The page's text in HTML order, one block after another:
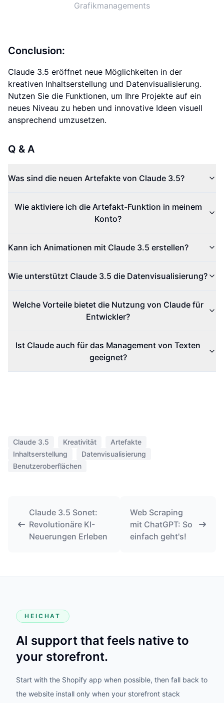
Grafikmanagements
Conclusion:
Claude 3.5 eröffnet neue Möglichkeiten in der
kreativen Inhaltserstellung und Datenvisualisierung.
Nutzen Sie die Funktionen, um Ihre Projekte auf ein
neues Niveau zu heben und innovative Ideen visuell
ansprechend umzusetzen.
Q & A
Was sind die neuen Artefakte von Claude 3.5?
Wie aktiviere ich die Artefakt-Funktion in meinem
Konto?
Kann ich Animationen mit Claude 3.5 erstellen?
Wie unterstützt Claude 3.5 die Datenvisualisierung?
Welche Vorteile bietet die Nutzung von Claude für
Entwickler?
Ist Claude auch für das Management von Texten
geeignet?
Claude 3.5 Kreativität
Artefakte
Inhaltserstellung
Datenvisualisierung
Benutzeroberflächen
Claude 3.5 Sonet:
Revolutionäre KI-
Neuerungen Erleben
Web Scraping
mit ChatGPT: So
einfach geht's!
HEICHAT
AI support that feels native to
your storefront.
Start with the Shopify app when possible, then fall back to
the website install only when your storefront stack